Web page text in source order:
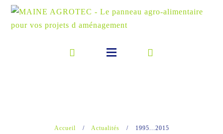
Accueil / Actualités /
1995...2015